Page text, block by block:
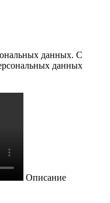
данных. С
данных
Описание